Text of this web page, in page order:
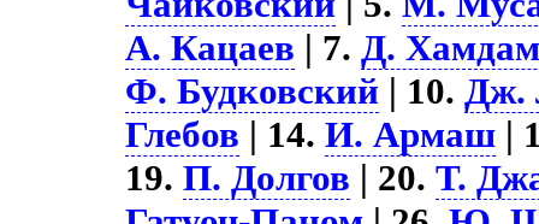
А. Кацаев | 7.Д.
Ф. Будковский | 10.Дж.
Глебов | 14.И. Армаш |
19.П. Долгов | 20.Т.